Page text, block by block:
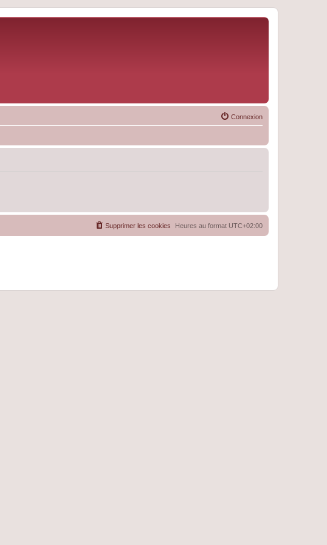
Connexion
Heures au format UTC+02:00
Supprimer les cookies